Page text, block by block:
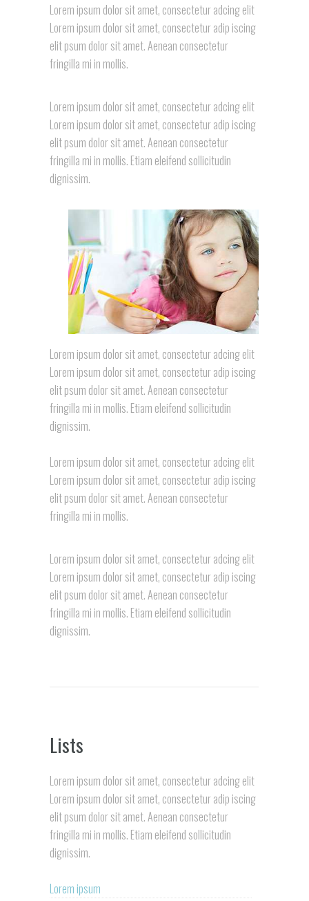
Lorem ipsum dolor sit amet, consectetur adcing elit
Lorem ipsum dolor sit amet, consectetur adip iscing
elit psum dolor sit amet. Aenean consectetur
fringilla mi in mollis.
Lorem ipsum dolor sit amet, consectetur adcing elit
Lorem ipsum dolor sit amet, consectetur adip iscing
elit psum dolor sit amet. Aenean consectetur
fringilla mi in mollis. Etiam eleifend sollicitudin
dignissim.
Lorem ipsum dolor sit amet, consectetur adcing elit
Lorem ipsum dolor sit amet, consectetur adip iscing
elit psum dolor sit amet. Aenean consectetur
fringilla mi in mollis. Etiam eleifend sollicitudin
dignissim.
Lorem ipsum dolor sit amet, consectetur adcing elit
Lorem ipsum dolor sit amet, consectetur adip iscing
elit psum dolor sit amet. Aenean consectetur
fringilla mi in mollis.
Lorem ipsum dolor sit amet, consectetur adcing elit
Lorem ipsum dolor sit amet, consectetur adip iscing
elit psum dolor sit amet. Aenean consectetur
fringilla mi in mollis. Etiam eleifend sollicitudin
dignissim.
Lists
Lorem ipsum dolor sit amet, consectetur adcing elit
Lorem ipsum dolor sit amet, consectetur adip iscing
elit psum dolor sit amet. Aenean consectetur
fringilla mi in mollis. Etiam eleifend sollicitudin
dignissim.
Lorem ipsum